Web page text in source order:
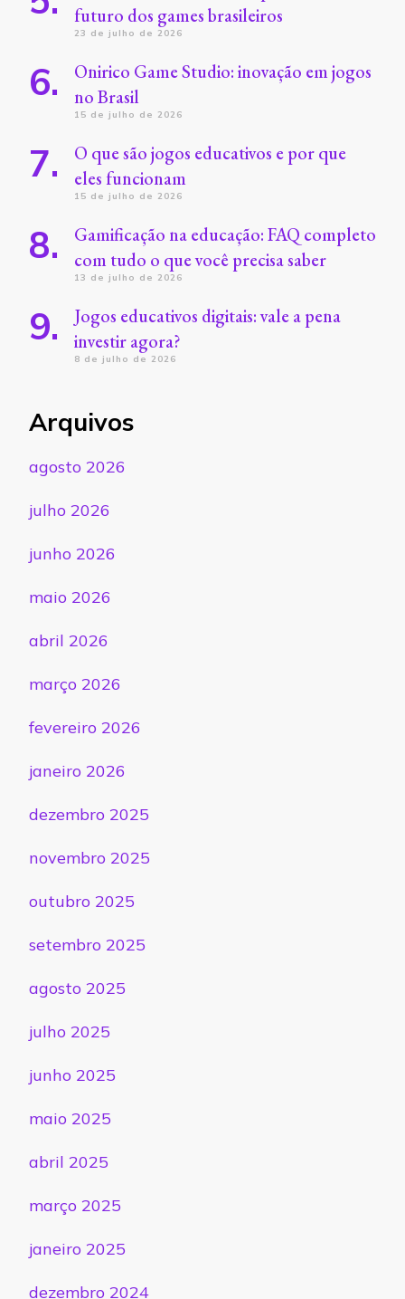
futuro dos games brasileiros
23 de julho de 2026
Onirico Game Studio: inovação em jogos
no Brasil
15 de julho de 2026
O que são jogos educativos e por que
eles funcionam
15 de julho de 2026
Gamificação na educação: FAQ completo
com tudo o que você precisa saber
13 de julho de 2026
Jogos educativos digitais: vale a pena
investir agora?
8 de julho de 2026
Arquivos
agosto 2026
julho 2026
junho 2026
maio 2026
abril 2026
março 2026
fevereiro 2026
janeiro 2026
dezembro 2025
novembro 2025
outubro 2025
setembro 2025
agosto 2025
julho 2025
junho 2025
maio 2025
abril 2025
março 2025
janeiro 2025
dezembro 2024